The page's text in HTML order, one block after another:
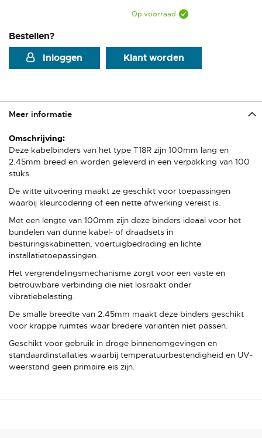
Op voorraad
Bestellen?
Inloggen
Klant worden
Meer informatie
Meer
informatie
Deze kabelbinders van het type T18R zijn 100mm lang en
2.45mm breed en worden geleverd in een verpakking van 100
stuks.
De witte uitvoering maakt ze geschikt voor toepassingen
waarbij kleurcodering of een nette afwerking vereist is.
Met een lengte van 100mm zijn deze binders ideaal voor het
bundelen van dunne kabel- of draadsets in
besturingskabinetten, voertuigbedrading en lichte
installatietoepassingen.
Het vergrendelingsmechanisme zorgt voor een vaste en
betrouwbare verbinding die niet losraakt onder
vibratiebelasting.
De smalle breedte van 2.45mm maakt deze binders geschikt
voor krappe ruimtes waar bredere varianten niet passen.
Geschikt voor gebruik in droge binnenomgevingen en
standaardinstallaties waarbij temperatuurbestendigheid en UV-
weerstand geen primaire eis zijn.